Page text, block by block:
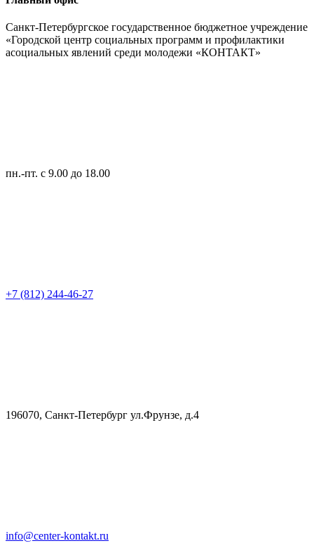
Санкт-Петербургское государственное бюджетное учреждение
«Городской центр социальных программ и профилактики
асоциальных явлений среди молодежи «КОНТАКТ»
пн.-пт. с 9.00 до 18.00
+7 (812) 244-46-27
196070, Санкт-Петербург ул.Фрунзе, д.4
info@center-kontakt.ru